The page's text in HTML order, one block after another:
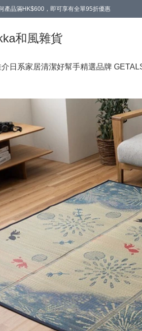
品滿HK$600，即可享有全單95折優惠
和風雜貨
日系家居清潔好幫手精選品牌